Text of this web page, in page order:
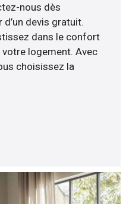
nous dès
d’un devis gratuit.
dans le confort
votre logement. Avec
choisissez la